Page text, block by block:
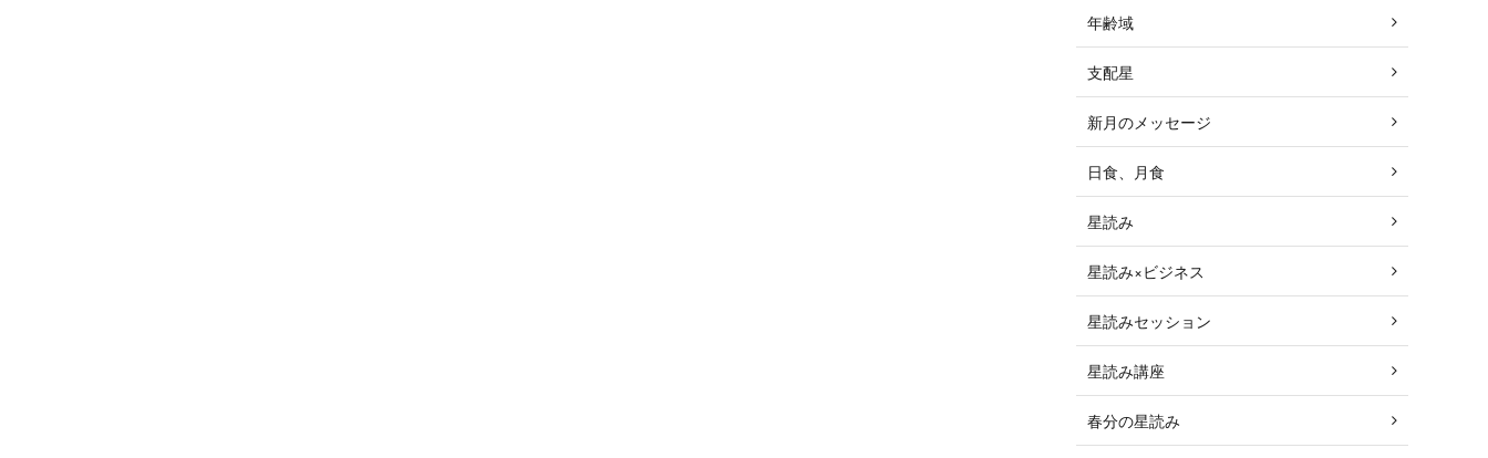
年齢域
支配星
新月のメッセージ
日食、月食
星読み
星読み×ビジネス
星読みセッション
星読み講座
春分の星読み